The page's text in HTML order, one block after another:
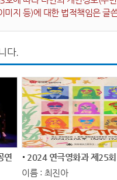
지 등)에 대한 법적책임은 글
다.
연
이름 : 최진아